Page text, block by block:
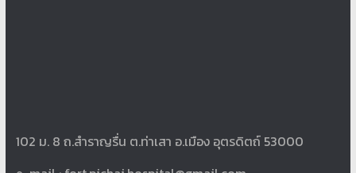
102 ม. 8 ถ.สำราญรื่น ต.ท่าเสา อ.เมือง อุตรดิตถ์ 53000